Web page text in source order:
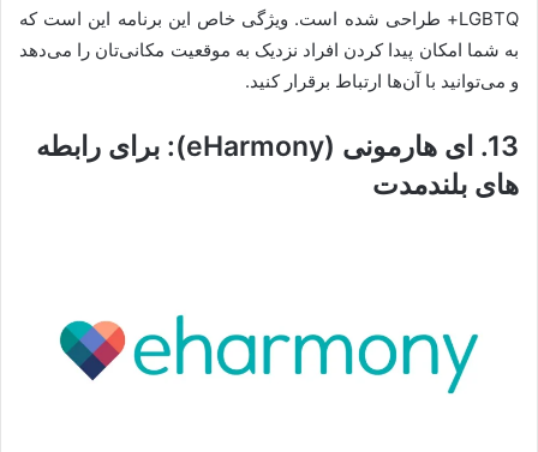
LGBTQ+ طراحی شده است. ویژگی خاص این برنامه این است که
به شما امکان پیدا کردن افراد نزدیک به موقعیت مکانی‌تان را می‌دهد
و می‌توانید با آن‌ها ارتباط برقرار کنید.
13. ای هارمونی (eHarmony): برای رابطه
های بلندمدت